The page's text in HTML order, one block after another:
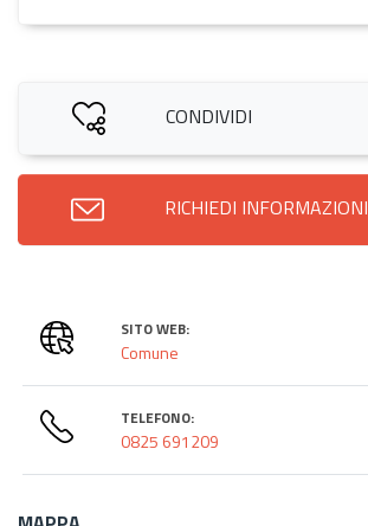
CONDIVIDI
RICHIEDI INFORMAZIONI
SITO WEB:
Comune
TELEFONO:
0825 691209